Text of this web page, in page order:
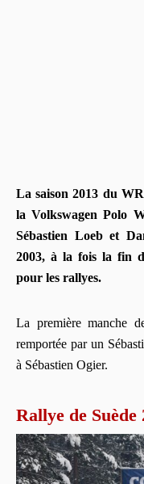
La saison 2013 du
la Volkswagen Polo
Sébastien Loeb et
2003, à la fois la fin
pour les rallyes.
La première manche
remportée par un
à Sébastien Ogier.
Rallye de Suède